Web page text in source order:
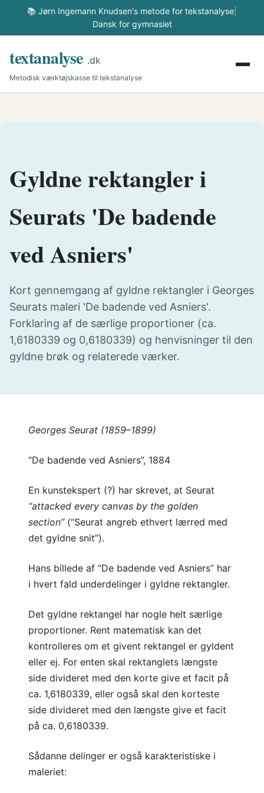
📚 Jørn Ingemann Knudsen's metode for tekstanalyse
Dansk for gymnasiet
textanalyse .dk
Metodisk værktøjskasse til tekstanalyse
Gyldne rektangler i
Seurats 'De badende
ved Asniers'
Kort gennemgang af gyldne rektangler i Georges
Seurats maleri 'De badende ved Asniers'.
Forklaring af de særlige proportioner (ca.
1,6180339 og 0,6180339) og henvisninger til den
gyldne brøk og relaterede værker.
Georges Seurat (1859–1899)
“De badende ved Asniers”, 1884
En kunstekspert (?) har skrevet, at Seurat
“attacked every canvas by the golden
section”(“Seurat angreb ethvert lærred med
det gyldne snit”).
Hans billede af “De badende ved Asniers” har
i hvert fald underdelinger i gyldne rektangler.
Det gyldne rektangel har nogle helt særlige
proportioner. Rent matematisk kan det
kontrolleres om et givent rektangel er gyldent
eller ej. For enten skal rektanglets længste
side divideret med den korte give et facit på
ca. 1,6180339, eller også skal den korteste
side divideret med den længste give et facit
på ca. 0,6180339.
Sådanne delinger er også karakteristiske i
maleriet: